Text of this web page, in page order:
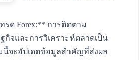
รด Forex:** การติดตาม
กิจและการวิเคราะห์ตลาดเป็น
จะอัปเดตข้อมูลสำคัญที่ส่งผล